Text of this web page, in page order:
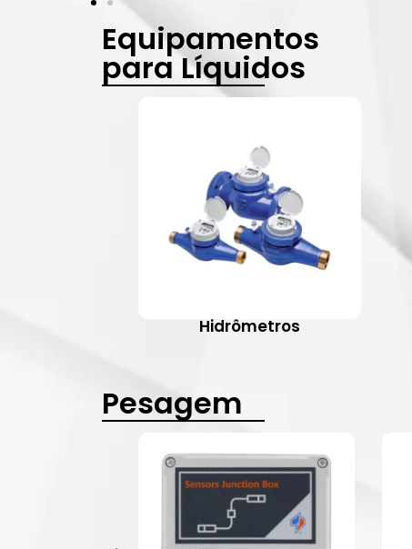
Equipamentos
para Líquidos
Hidrômetros
Pesagem